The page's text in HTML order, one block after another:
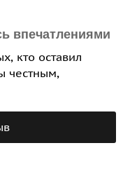
впечатлениями
кто оставил
честным,